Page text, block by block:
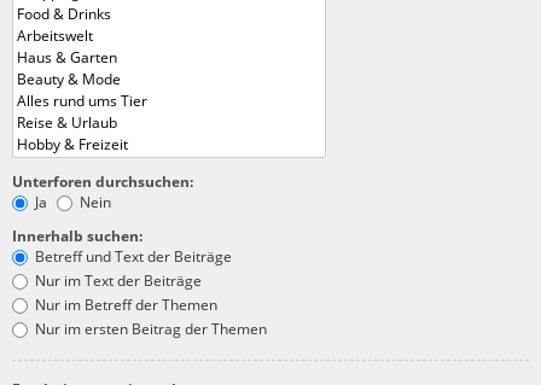
Unterforen durchsuchen:
Ja
Nein
Innerhalb suchen:
Betreff und Text der Beiträge
Nur im Text der Beiträge
Nur im Betreff der Themen
Nur im ersten Beitrag der Themen